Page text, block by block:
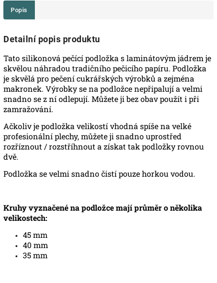
Popis
Detailní popis produktu
Tato silikonová pečící podložka s laminátovým jádrem je
skvělou náhradou tradičního pečicího papíru. Podložka
je skvělá pro pečení cukrářských výrobků a zejména
makronek. Výrobky se na podložce nepřipalují a velmi
snadno se z ní odlepují. Můžete ji bez obav použít i při
zamražování.
Ačkoliv je podložka velikostí vhodná spíše na velké
profesionální plechy, můžete ji snadno uprostřed
rozříznout / rozstříhnout a získat tak podložky rovnou
dvě.
Podložka se velmi snadno čistí pouze horkou vodou.
Kruhy vyznačené na podložce mají průměr o několika
velikostech:
45 mm
40 mm
35 mm